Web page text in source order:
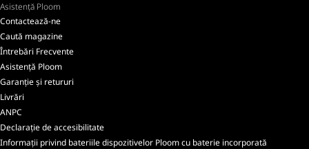
Asistență Ploom
Contactează-ne
Caută magazine
Întrebări Frecvente
Asistență Ploom
Garanție și retururi
Livrări
ANPC
Declarație de accesibilitate
Informații privind bateriile dispozitivelor Ploom cu baterie incorporată